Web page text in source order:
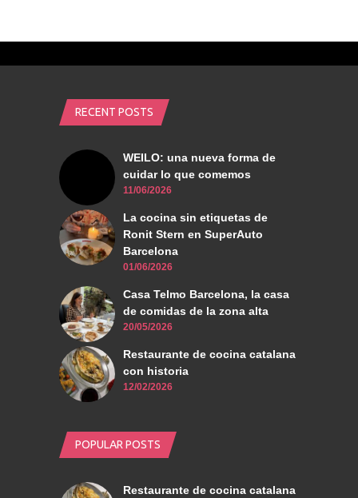
RECENT POSTS
WEILO: una nueva forma de
cuidar lo que comemos
11/06/2026
La cocina sin etiquetas de
Ronit Stern en SuperAuto
Barcelona
01/06/2026
Casa Telmo Barcelona, la casa
de comidas de la zona alta
20/05/2026
Restaurante de cocina catalana
con historia
12/02/2026
POPULAR POSTS
Restaurante de cocina catalana